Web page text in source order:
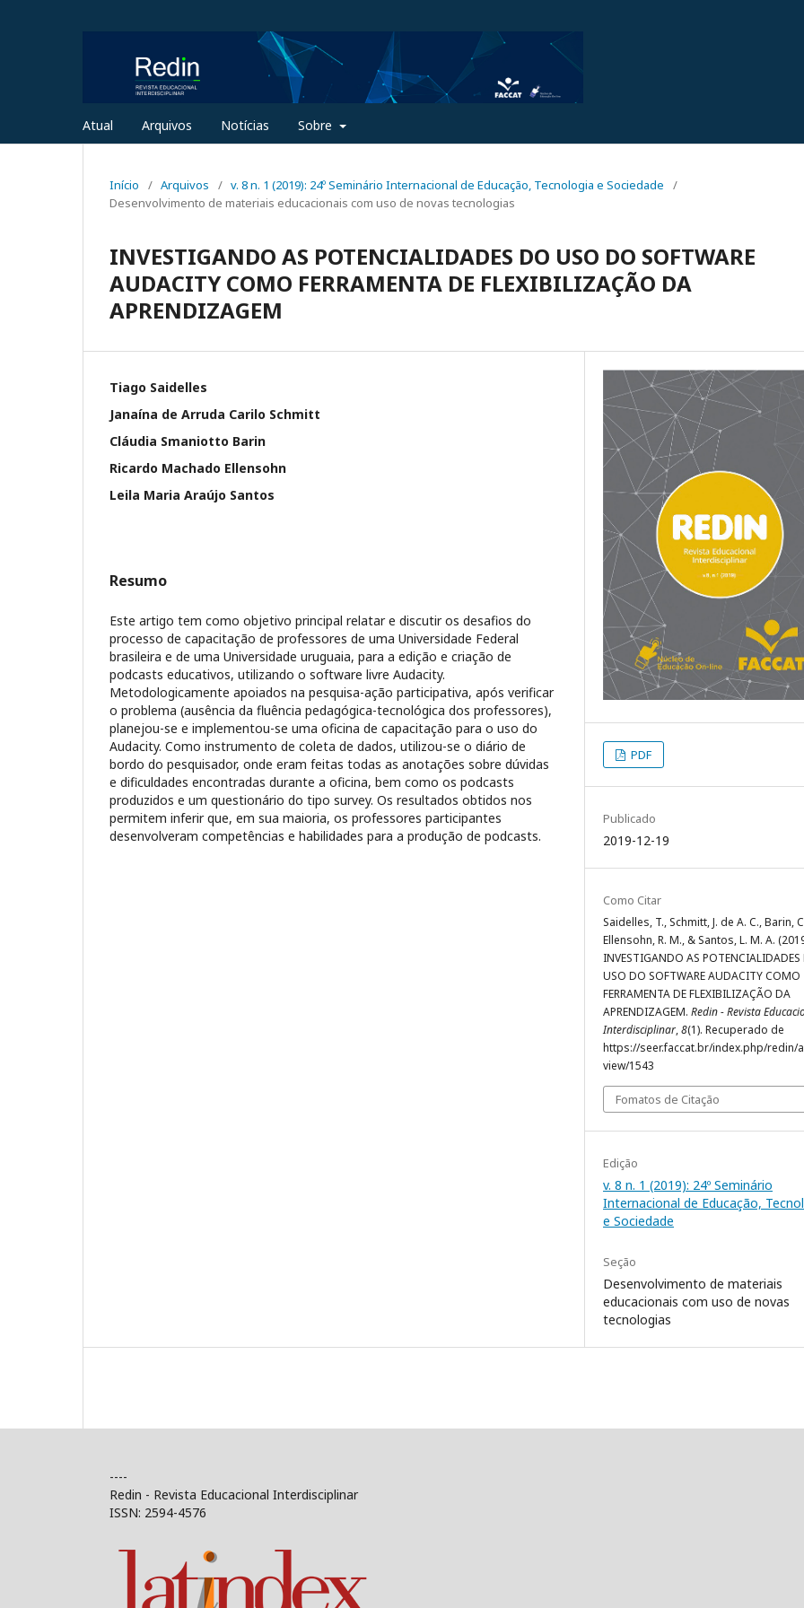
Atual Arquivos Notícias Sobre
Início / Arquivos / v. 8 n. 1 (2019): 24º Seminário Internacional de Educação, Tecnologia e Sociedade
/
Desenvolvimento de materiais educacionais com uso de novas tecnologias
INVESTIGANDO AS POTENCIALIDADES DO USO DO SOFTWARE
AUDACITY COMO FERRAMENTA DE FLEXIBILIZAÇÃO DA
APRENDIZAGEM
Tiago Saidelles
Janaína de Arruda Carilo Schmitt
Cláudia Smaniotto Barin
Ricardo Machado Ellensohn
Leila Maria Araújo Santos
Resumo
Este artigo tem como objetivo principal relatar e discutir os desafios do
processo de capacitação de professores de uma Universidade Federal
brasileira e de uma Universidade uruguaia, para a edição e criação de
podcasts educativos, utilizando o software livre Audacity.
Metodologicamente apoiados na pesquisa-ação participativa, após verificar
o problema (ausência da fluência pedagógica-tecnológica dos professores),
planejou-se e implementou-se uma oficina de capacitação para o uso do
Audacity. Como instrumento de coleta de dados, utilizou-se o diário de
bordo do pesquisador, onde eram feitas todas as anotações sobre dúvidas
e dificuldades encontradas durante a oficina, bem como os podcasts
produzidos e um questionário do tipo survey. Os resultados obtidos nos
permitem inferir que, em sua maioria, os professores participantes
desenvolveram competências e habilidades para a produção de podcasts.
PDF
Publicado
2019-12-19
Como Citar
Saidelles, T., Schmitt, J. de A. C., Barin,
Ellensohn, R. M., & Santos, L. M. A.
INVESTIGANDO AS POTENCIALIDADES
USO DO SOFTWARE AUDACITY COMO
FERRAMENTA DE FLEXIBILIZAÇÃO DA
APRENDIZAGEM. Redin - Revista
Interdisciplinar,8(1). Recuperado de
https://seer.faccat.br/index.php/redin/
view/1543
Fomatos de Citação
Edição
v. 8 n. 1 (2019): 24º Seminário
Internacional de Educação,
e Sociedade
Seção
Desenvolvimento de materiais
educacionais com uso de novas
tecnologias
----
Redin - Revista Educacional Interdisciplinar
ISSN: 2594-4576